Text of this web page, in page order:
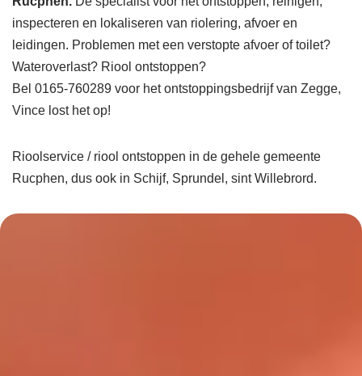
inspecteren en lokaliseren van riolering, afvoer en
leidingen. Problemen met een verstopte afvoer of toilet?
Wateroverlast? Riool ontstoppen?
Bel 0165-760289 voor het ontstoppingsbedrijf van Zegge,
Vince lost het op!
Rioolservice / riool ontstoppen in de gehele gemeente
Rucphen, dus ook in Schijf, Sprundel, sint Willebrord.